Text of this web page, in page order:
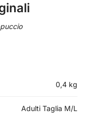
0,4 kg
Adulti Taglia M/L